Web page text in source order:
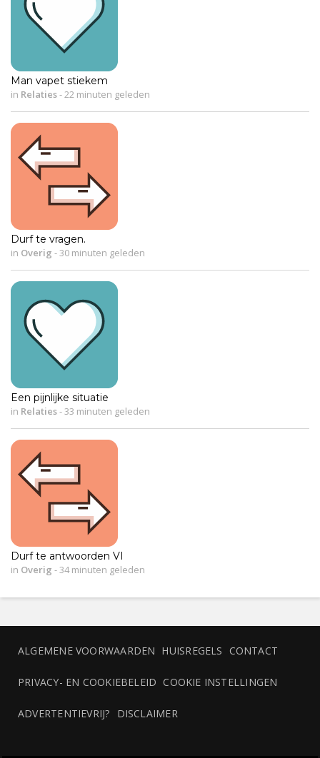
Man vapet stiekem
in Relaties-22 minuten geleden
Durf te vragen.
in Overig -30 minuten geleden
Een pijnlijke situatie
in Relaties-33 minuten geleden
Durf te antwoorden VI
in Overig -34 minuten geleden
ALGEMENE VOORWAARDEN HUISREGELS CONTACT
PRIVACY- EN COOKIEBELEID COOKIE INSTELLINGEN
ADVERTENTIEVRIJ? DISCLAIMER